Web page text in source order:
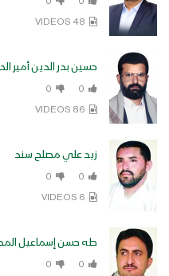
فلسطين – اليمن
كليب القدس
48 VIDEOS
حسين بدر الدين أمير
0
0
86 VIDEOS
زيد علي مصلح سند
0
0
6 VIDEOS
طه حسن إسماعيل
0
0